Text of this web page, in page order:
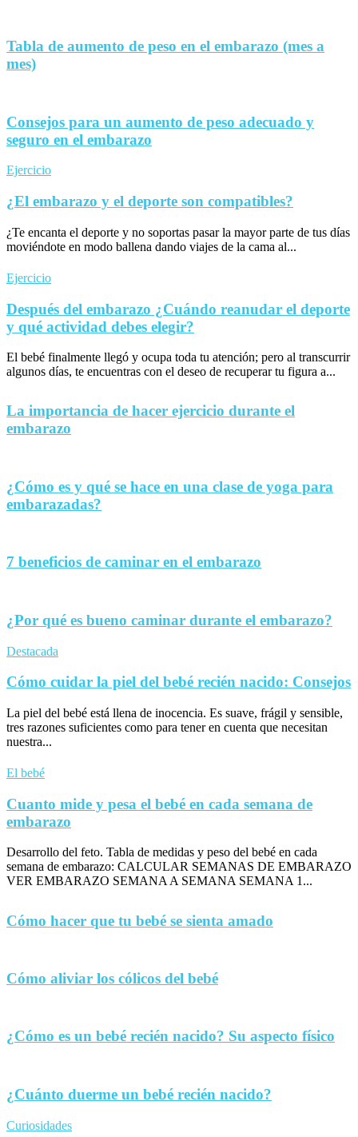
Tabla de aumento de peso en el embarazo (mes a
mes)
Consejos para un aumento de peso adecuado y
seguro en el embarazo
Ejercicio
¿El embarazo y el deporte son compatibles?
¿Te encanta el deporte y no soportas pasar la mayor parte de tus días
moviéndote en modo ballena dando viajes de la cama al...
Ejercicio
Después del embarazo ¿Cuándo reanudar el deporte
y qué actividad debes elegir?
El bebé finalmente llegó y ocupa toda tu atención; pero al transcurrir
algunos días, te encuentras con el deseo de recuperar tu figura a...
La importancia de hacer ejercicio durante el
embarazo
¿Cómo es y qué se hace en una clase de yoga para
embarazadas?
7 beneficios de caminar en el embarazo
¿Por qué es bueno caminar durante el embarazo?
Destacada
Cómo cuidar la piel del bebé recién nacido: Consejos
La piel del bebé está llena de inocencia. Es suave, frágil y sensible,
tres razones suficientes como para tener en cuenta que necesitan
nuestra...
El bebé
Cuanto mide y pesa el bebé en cada semana de
embarazo
Desarrollo del feto. Tabla de medidas y peso del bebé en cada
semana de embarazo: CALCULAR SEMANAS DE EMBARAZO
VER EMBARAZO SEMANA A SEMANA SEMANA 1...
Cómo hacer que tu bebé se sienta amado
Cómo aliviar los cólicos del bebé
¿Cómo es un bebé recién nacido? Su aspecto físico
¿Cuánto duerme un bebé recién nacido?
Curiosidades